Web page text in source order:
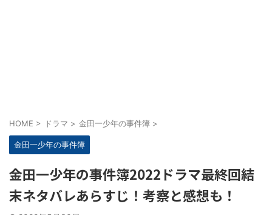
HOME > ドラマ > 金田一少年の事件簿 >
金田一少年の事件簿
金田一少年の事件簿2022ドラマ最終回結
末ネタバレあらすじ！考察と感想も！